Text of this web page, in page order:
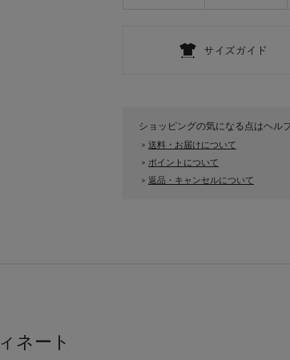
ショッピングの気になる点はヘル
> 送料・お届けについて
> ポイントについて
> 返品・キャンセルについて